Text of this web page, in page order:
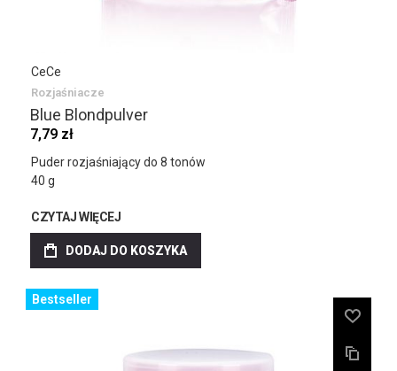
CeCe
Rozjaśniacze
Blue Blondpulver
7,79 zł
Puder rozjaśniający do 8 tonów
40 g
CZYTAJ WIĘCEJ
DODAJ DO KOSZYKA
Bestseller